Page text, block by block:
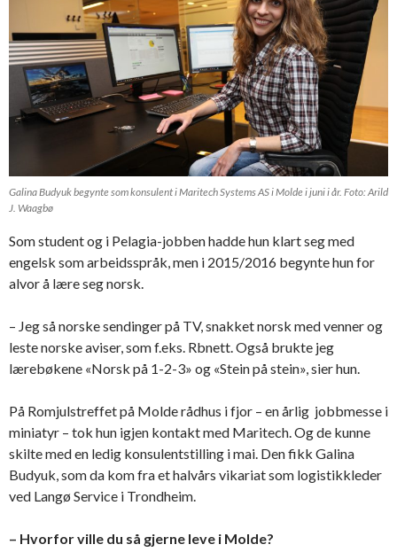
Galina Budyuk begynte som konsulent i Maritech Systems AS i Molde i juni i år. Foto: Arild
J. Waagbø
Som student og i Pelagia-jobben hadde hun klart seg med
engelsk som arbeidsspråk, men i 2015/2016 begynte hun for
alvor å lære seg norsk.
– Jeg så norske sendinger på TV, snakket norsk med venner og
leste norske aviser, som f.eks. Rbnett. Også brukte jeg
lærebøkene «Norsk på 1-2-3» og «Stein på stein», sier hun.
På Romjulstreffet på Molde rådhus i fjor – en årlig jobbmesse i
miniatyr – tok hun igjen kontakt med Maritech. Og de kunne
skilte med en ledig konsulentstilling i mai. Den fikk Galina
Budyuk, som da kom fra et halvårs vikariat som logistikkleder
ved Langø Service i Trondheim.
– Hvorfor ville du så gjerne leve i Molde?